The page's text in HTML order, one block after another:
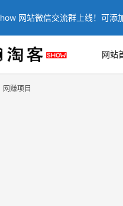
网站微信交流群上线！可添
网站
网赚项目